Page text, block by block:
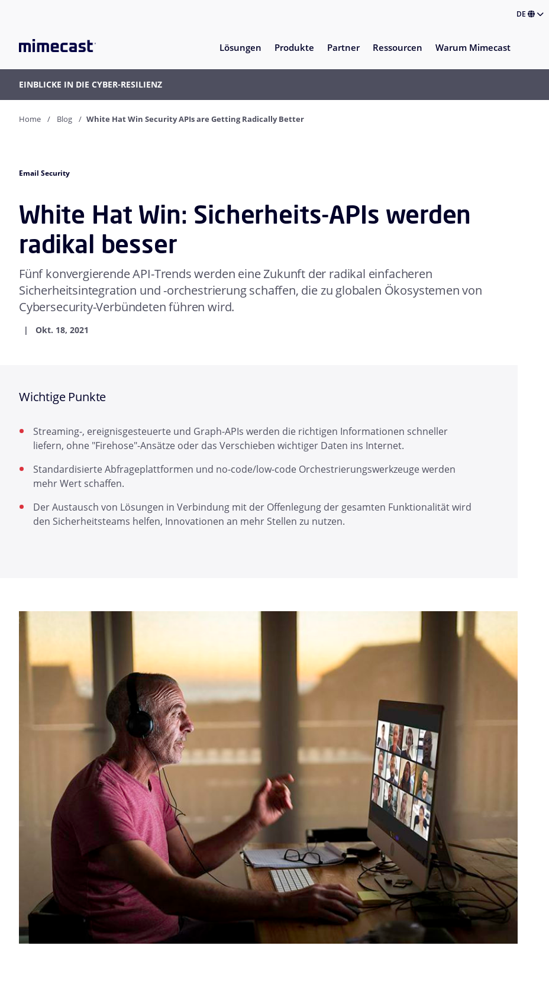
DE
Lösungen Produkte Partner Ressourcen Warum Mimecast
EINBLICKE IN DIE CYBER-RESILIENZ
Home Blog White Hat Win Security APIs are Getting Radically Better
Email Security
White Hat Win: Sicherheits-APIs werden
radikal besser
Fünf konvergierende API-Trends werden eine Zukunft der radikal einfacheren
Sicherheitsintegration und -orchestrierung schaffen, die zu globalen Ökosystemen von
Cybersecurity-Verbündeten führen wird.
Okt. 18, 2021
Wichtige Punkte
Streaming-, ereignisgesteuerte und Graph-APIs werden die richtigen Informationen schneller
liefern, ohne "Firehose"-Ansätze oder das Verschieben wichtiger Daten ins Internet.
Standardisierte Abfrageplattformen und no-code/low-code Orchestrierungswerkzeuge werden
mehr Wert schaffen.
Der Austausch von Lösungen in Verbindung mit der Offenlegung der gesamten Funktionalität wird
den Sicherheitsteams helfen, Innovationen an mehr Stellen zu nutzen.